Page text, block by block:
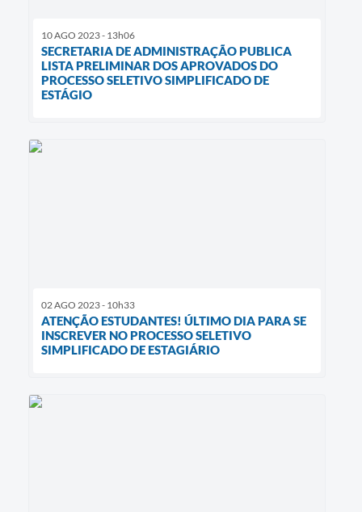
10 AGO 2023 - 13h06
SECRETARIA DE ADMINISTRAÇÃO PUBLICA
LISTA PRELIMINAR DOS APROVADOS DO
PROCESSO SELETIVO SIMPLIFICADO DE
ESTÁGIO
02 AGO 2023 - 10h33
ATENÇÃO ESTUDANTES! ÚLTIMO DIA PARA SE
INSCREVER NO PROCESSO SELETIVO
SIMPLIFICADO DE ESTAGIÁRIO